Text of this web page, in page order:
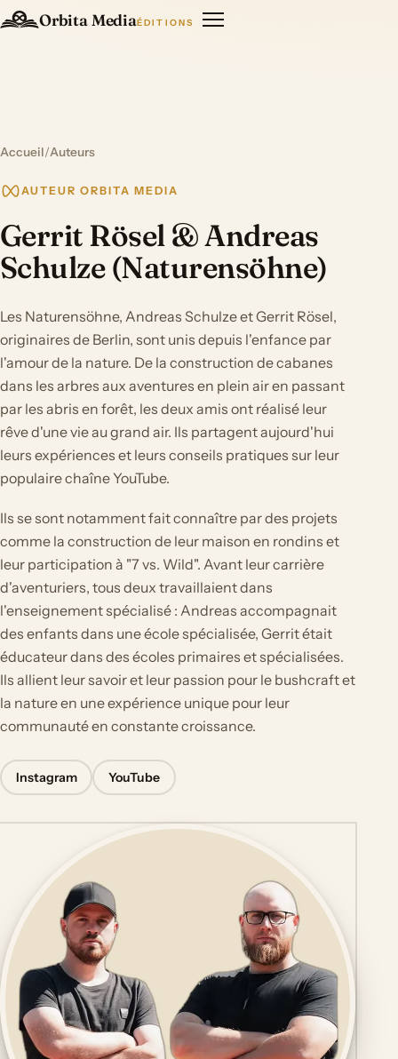
Orbita MediaÉDITIONS
Accueil/Auteurs
AUTEUR ORBITA MEDIA
Gerrit Rösel & Andreas
Schulze (Naturensöhne)
Les Naturensöhne, Andreas Schulze et Gerrit Rösel,
originaires de Berlin, sont unis depuis l'enfance par
l'amour de la nature. De la construction de cabanes
dans les arbres aux aventures en plein air en passant
par les abris en forêt, les deux amis ont réalisé leur
rêve d'une vie au grand air. Ils partagent aujourd'hui
leurs expériences et leurs conseils pratiques sur leur
populaire chaîne YouTube.
Ils se sont notamment fait connaître par des projets
comme la construction de leur maison en rondins et
leur participation à "7 vs. Wild". Avant leur carrière
d'aventuriers, tous deux travaillaient dans
l'enseignement spécialisé : Andreas accompagnait
des enfants dans une école spécialisée, Gerrit était
éducateur dans des écoles primaires et spécialisées.
Ils allient leur savoir et leur passion pour le bushcraft et
la nature en une expérience unique pour leur
communauté en constante croissance.
Instagram YouTube